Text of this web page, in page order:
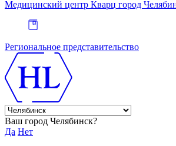
Медицинский центр Кварц город
Региональное представительство
Ваш город Челябинск?
Да Нет